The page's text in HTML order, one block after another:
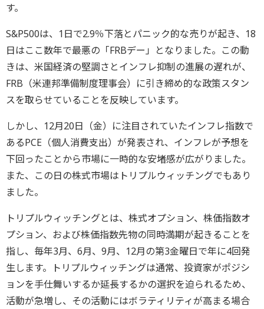
す。
S&P500は、1日で2.9％下落とパニック的な売りが起き、18
日はここ数年で最悪の「FRBデー」となりました。この動
きは、米国経済の堅調さとインフレ抑制の進展の遅れが、
FRB（米連邦準備制度理事会）に引き締め的な政策スタン
スを取らせていることを反映しています。
しかし、12月20日（金）に注目されていたインフレ指数で
あるPCE（個人消費支出）が発表され、インフレが予想を
下回ったことから市場に一時的な安堵感が広がりました。
また、この日の株式市場はトリプルウィッチングでもあり
ました。
トリプルウィッチングとは、株式オプション、株価指数オ
プション、および株価指数先物の同時満期が起きることを
指し、毎年3月、6月、9月、12月の第3金曜日で年に4回発
生します。トリプルウィッチングは通常、投資家がポジシ
ョンを手仕舞いするか延長するかの選択を迫られるため、
活動が急増し、その活動にはボラティリティが高まる場合